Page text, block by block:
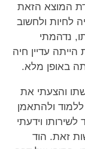
המוצא הזאת
לחיות ולחשוב
נדהמתי
עדיין חיה
באופן מלא.
והצעתי את
ולהתאמן
וידעתי
זאת. הוד